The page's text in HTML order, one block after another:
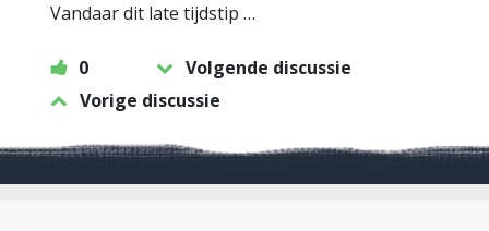
Vandaar dit late tijdstip …
0
Volgende discussie
Vorige discussie